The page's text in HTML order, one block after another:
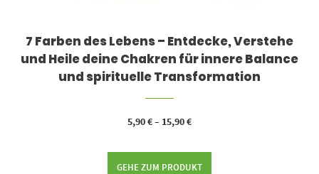
7 Farben des Lebens – Entdecke, Verstehe
und Heile deine Chakren für innere Balance
und spirituelle Transformation
5,90€– 15,90€
GEHE ZUM PRODUKT